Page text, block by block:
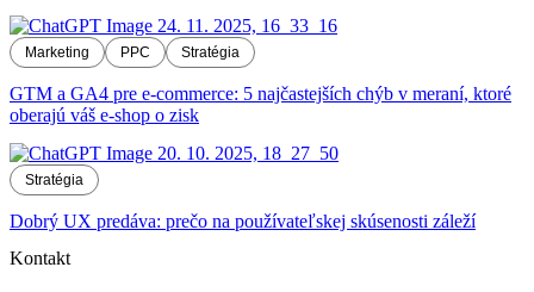
Marketing PPC Stratégia
GTM a GA4 pre e-commerce: 5 najčastejších chýb v meraní, ktoré
oberajú váš e-shop o zisk
Stratégia
Dobrý UX predáva: prečo na používateľskej skúsenosti záleží
Kontakt